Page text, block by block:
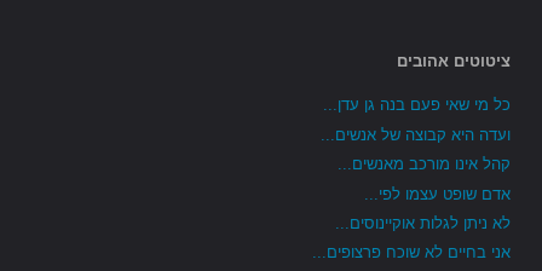
ציטוטים אהובים
כל מי שאי פעם בנה גן עדן...
ועדה היא קבוצה של אנשים...
קהל אינו מורכב מאנשים...
אדם שופט עצמו לפי...
לא ניתן לגלות אוקיינוסים...
אני בחיים לא שוכח פרצופים...